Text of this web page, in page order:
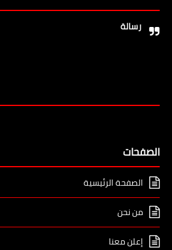
رسالة
الصفحات
الصفحة الرئيسية
من نحن
إعلن معنا